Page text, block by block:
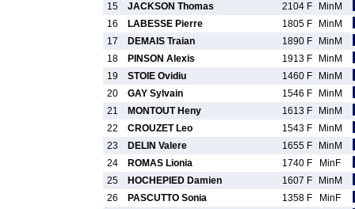
15
JACKSON Thomas 2104 F
MinM
16
LABESSE Pierre 1805 F
MinM
17
DEMAIS Traian 1890 F
MinM
18
PINSON Alexis 1913 F
MinM
19
STOIE Ovidiu 1460 F
MinM
20
GAY Sylvain 1546 F
MinM
21
MONTOUT Heny 1613 F
MinM
22
CROUZET Leo 1543 F
MinM
23
DELIN Valere 1655 F
MinM
24
ROMAS Lionia 1740 F
MinF
25
HOCHEPIED Damien 1607 F
MinM
26
PASCUTTO Sonia 1358 F
MinF